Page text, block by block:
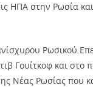
ΗΠΑ στην Ρωσία
Ρωσικού
Γουίτκοφ και στο
Νέας Ρωσίας που